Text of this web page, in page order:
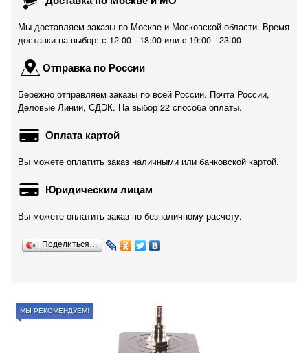
Мы доставляем заказы по Москве и Московской области. Время
доставки на выбор: с 12:00 - 18:00 или c 19:00 - 23:00
Отправка по России
Бережно отправляем заказы по всей России. Почта России,
Деловые Линии, СДЭК. На выбор 22 способа оплаты.
Оплата картой
Вы можете оплатить заказ наличными или банковской картой.
Юридическим лицам
Вы можете оплатить заказ по безналичному расчету.
Поделиться…
МЫ РЕКОМЕНДУЕМ!